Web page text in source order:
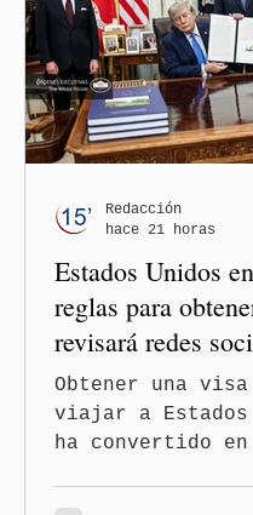
importante que
la orientación
los gobiernos
orientaciones
los gobiernos,
— es importante
tenga relaciones
diplomáticas
Estados Unidos
reglas para
revisará redes
freno al Turismo
Nacimiento
Obtener una
viajar a Estados
ha convertido en
Redacción
hace 21 horas